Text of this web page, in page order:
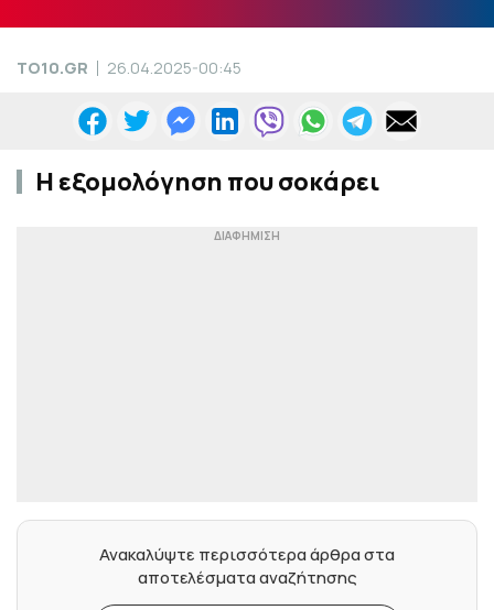
TO10.GR 26.04.2025-00:45
Η εξομολόγηση που σοκάρει
Ανακαλύψτε περισσότερα άρθρα στα
αποτελέσματα αναζήτησης